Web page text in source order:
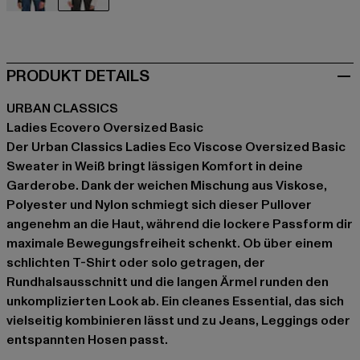
PRODUKT DETAILS
URBAN CLASSICS
Ladies Ecovero Oversized Basic
Der Urban Classics Ladies Eco Viscose Oversized Basic
Sweater in Weiß bringt lässigen Komfort in deine
Garderobe. Dank der weichen Mischung aus Viskose,
Polyester und Nylon schmiegt sich dieser Pullover
angenehm an die Haut, während die lockere Passform dir
maximale Bewegungsfreiheit schenkt. Ob über einem
schlichten T-Shirt oder solo getragen, der
Rundhalsausschnitt und die langen Ärmel runden den
unkomplizierten Look ab. Ein cleanes Essential, das sich
vielseitig kombinieren lässt und zu Jeans, Leggings oder
entspannten Hosen passt.